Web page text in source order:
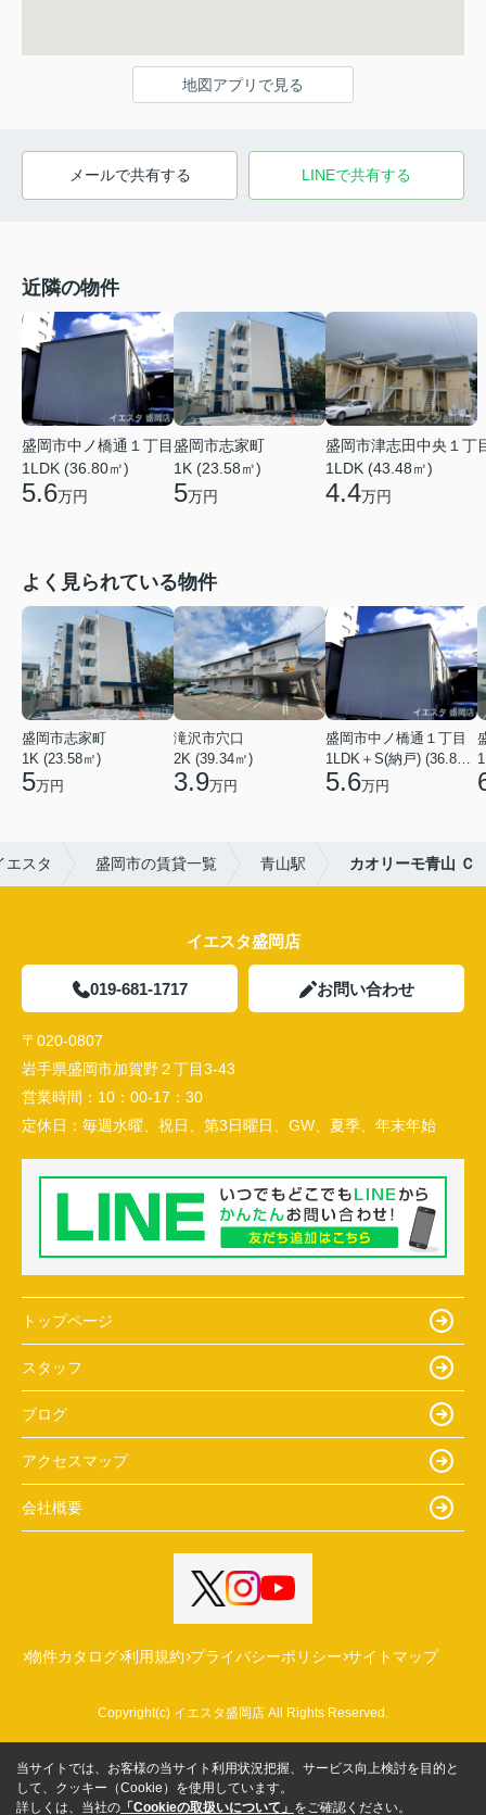
地図アプリで見る
メールで共有する LINEで共有する
近隣の物件
盛岡市中ノ橋通１丁目
1LDK (36.80㎡)
5.6万円
盛岡市志家町
1K (23.58㎡)
5万円
盛岡市津志田中央１丁
1LDK (43.48㎡)
4.4万円
よく見られている物件
盛岡市志家町
1K (23.58㎡)
5万円
滝沢市穴口
2K (39.34㎡)
3.9万円
盛岡市中ノ橋通１丁目
1LDK＋S(納戸) (36.80㎡)
5.6万円
エスタ 盛岡市の賃貸一覧 青山駅 カオリーモ青山 Ｃ
イエスタ盛岡店
019-681-1717 お問い合わせ
〒020-0807
岩手県盛岡市加賀野２丁目3-43
営業時間： 10：00-17：30
定休日： 毎週水曜、祝日、第3日曜日、GW、夏季、年末年始
トップページ
スタッフ
ブログ
アクセスマップ
会社概要
物件カタログ 利用規約 プライバシーポリシー サイトマップ
Copyright(c) イエスタ盛岡店 All Rights Reserved.
当サイトでは、お客様の当サイト利用状況把握、サービス向上検討を目的と
して、クッキー（Cookie）を使用しています。
詳しくは、当社の 「Cookieの取扱いについて」 をご確認ください。